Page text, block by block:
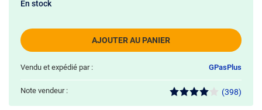
AJOUTER AU PANIER
En stock
Vendu et expédié par : GPasPlus
Note vendeur : (398)